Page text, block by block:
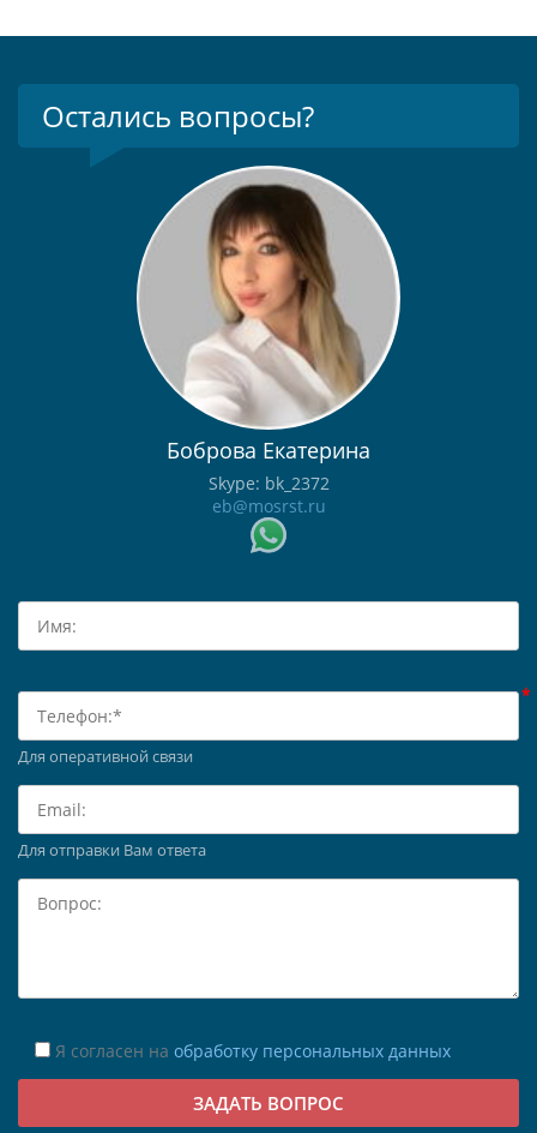
Остались вопросы?
Боброва Екатерина
Skype: bk_2372
eb@mosrst.ru
Для оперативной связи
Для отправки Вам ответа
Я согласен на обработку персональных данных